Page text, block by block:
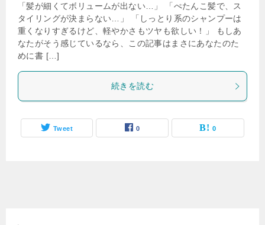
「髪が細くてボリュームが出ない…」 「ぺたんこ髪で、ス
タイリングが決まらない…」 「しっとり系のシャンプーは
重くなりすぎるけど、軽やかさもツヤも欲しい！」 もしあ
なたがそう感じているなら、この記事はまさにあなたのた
めに書 […]
続きを読む
Tweet 0 0